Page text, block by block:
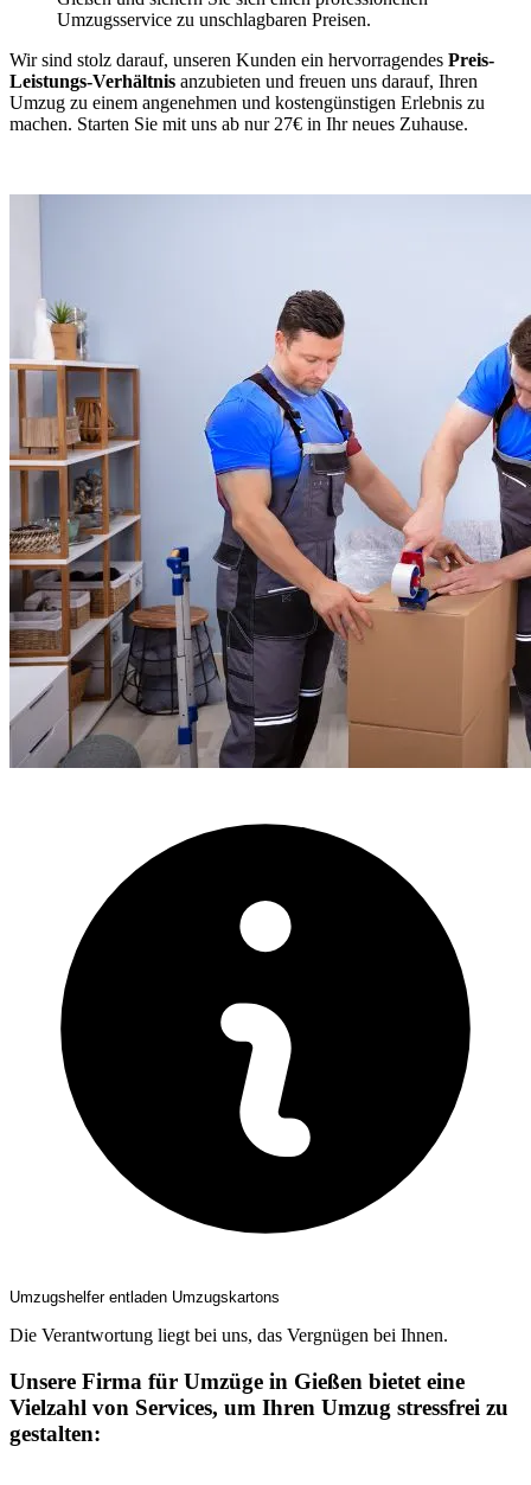
Umzugsservice zu unschlagbaren Preisen.
Wir sind stolz darauf, unseren Kunden ein hervorragendes Preis-
Leistungs-Verhältnis anzubieten und freuen uns darauf, Ihren
Umzug zu einem angenehmen und kostengünstigen Erlebnis zu
machen. Starten Sie mit uns ab nur 27€ in Ihr neues Zuhause.
Umzugshelfer entladen Umzugskartons
Die Verantwortung liegt bei uns, das Vergnügen bei Ihnen.
Unsere Firma für Umzüge in Gießen bietet eine
Vielzahl von Services, um Ihren Umzug stressfrei zu
gestalten: